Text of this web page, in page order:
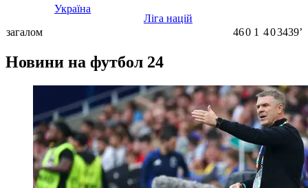
Україна
Ліга націй
загалом
460 1 403439ʼ
Новини на футбол 24